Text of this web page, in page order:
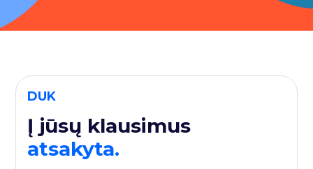
DUK
Į jūsų klausimus
atsakyta.